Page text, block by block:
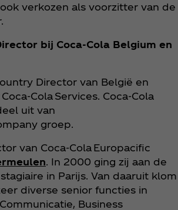
verkozen als voorzitter van de
bij Coca‑Cola Belgium en
Director van België en
Services. Coca‑Cola
uit van
groep.
van Coca‑Cola Europacific
. In 2000 ging zij aan de
in Parijs. Van daaruit klom
diverse senior functies in
Business